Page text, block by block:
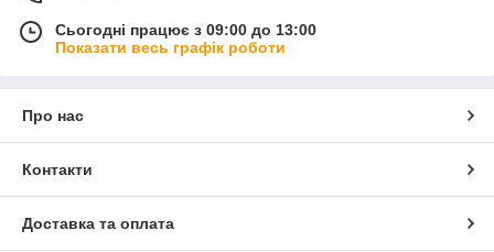
Сьогодні працює з 09:00 до 13:00
Показати весь графік роботи
Про нас
Контакти
Доставка та оплата